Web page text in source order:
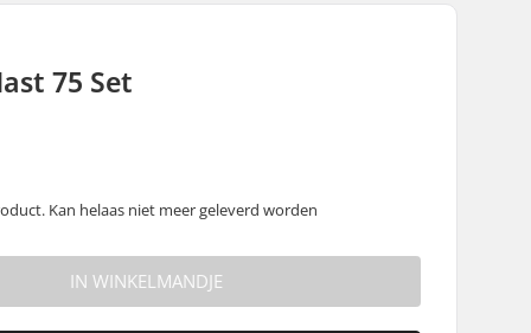
75 Set
Kan helaas niet meer geleverd worden
IN WINKELMANDJE